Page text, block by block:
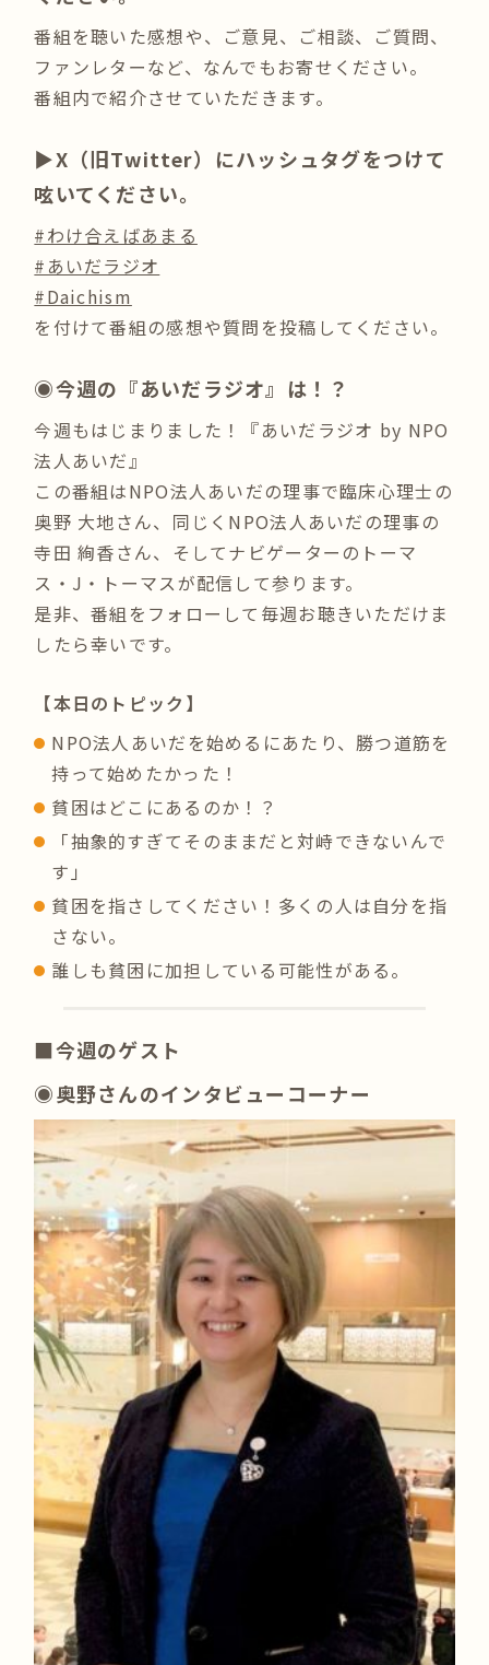
番組を聴いた感想や、ご意見、ご相談、ご質問、
ファンレターなど、なんでもお寄せください。
番組内で紹介させていただきます。
▶︎X（旧Twitter）にハッシュタグをつけて
呟いてください。
#わけ合えばあまる
#あいだラジオ
#Daichism
を付けて番組の感想や質問を投稿してください。
◉今週の『あいだラジオ』は！？
今週もはじまりました！『あいだラジオ by NPO
法人あいだ』
この番組はNPO法人あいだの理事で臨床心理士の
奥野 大地さん、同じくNPO法人あいだの理事の
寺田 絢香さん、そしてナビゲーターのトーマ
ス・J・トーマスが配信して参ります。
是非、番組をフォローして毎週お聴きいただけま
したら幸いです。
【本日のトピック】
NPO法人あいだを始めるにあたり、勝つ道筋を
持って始めたかった！
貧困はどこにあるのか！？
「抽象的すぎてそのままだと対峙できないんで
す」
貧困を指さしてください！多くの人は自分を指
さない。
誰しも貧困に加担している可能性がある。
■今週のゲスト
◉奥野さんのインタビューコーナー